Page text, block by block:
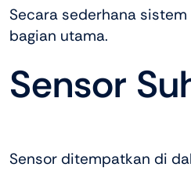
Secara sederhana
bagian utama.
Sensor
Sensor ditempatkan di